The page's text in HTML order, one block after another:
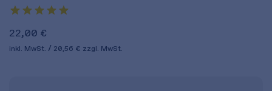
22,00 €
inkl. MwSt. 20,56 € zzgl. MwSt.